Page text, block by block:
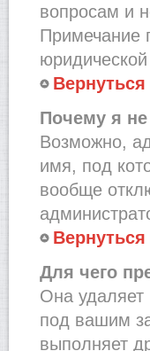
вопросам и
Примечание
Почему я не
Возможно,
имя, под
вообще
Для чего
Она удаляет
под вашим
выполняет